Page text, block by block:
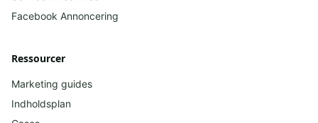
Facebook Annoncering
Ressourcer
Marketing guides
Indholdsplan